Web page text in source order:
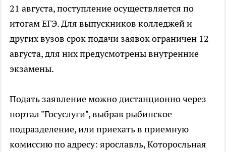
21 августа, поступление осуществляется по
итогам ЕГЭ. Для выпускников колледжей и
других вузов срок подачи заявок ограничен 12
августа, для них предусмотрены внутренние
экзамены.
Подать заявление можно дистанционно через
портал "Госуслуги", выбрав рыбинское
подразделение, или приехать в приемную
комиссию по адресу: ярославль, Которосльная